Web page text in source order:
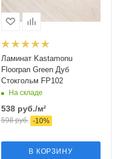
Ламинат Kastamonu
Floorpan Green Дуб
Стокгольм FP102
На складе
538руб./м²
598руб. -10%
В КОРЗИНУ